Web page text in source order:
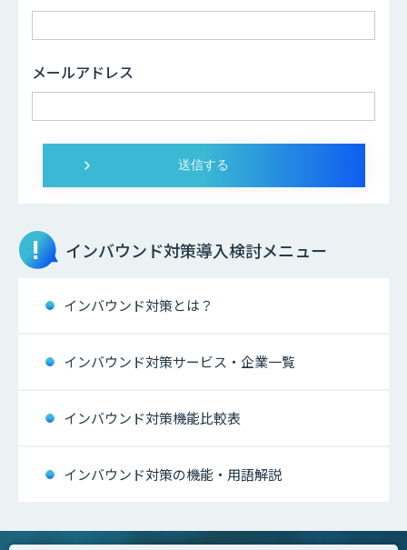
メールアドレス
インバウンド対策導入検討メニュー
インバウンド対策とは？
インバウンド対策サービス・企業一覧
インバウンド対策機能比較表
インバウンド対策の機能・用語解説